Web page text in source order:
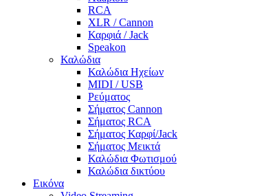
RCA
XLR / Cannon
Καρφιά / Jack
Speakon
Καλώδια
Καλώδια Ηχείων
MIDI / USB
Ρεύματος
Σήματος Cannon
Σήματος RCA
Σήματος Καρφί/Jack
Σήματος Μεικτά
Καλώδια Φωτισμού
Καλώδια δικτύου
Εικόνα